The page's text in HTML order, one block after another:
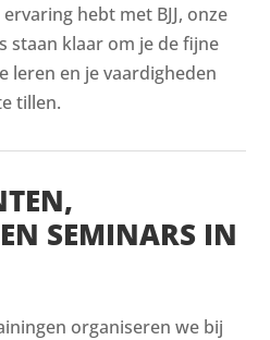
hebt met BJJ, onze
staan klaar om je de fijne
leren en je vaardigheden
tillen.
SEMINARS IN
organiseren we bij